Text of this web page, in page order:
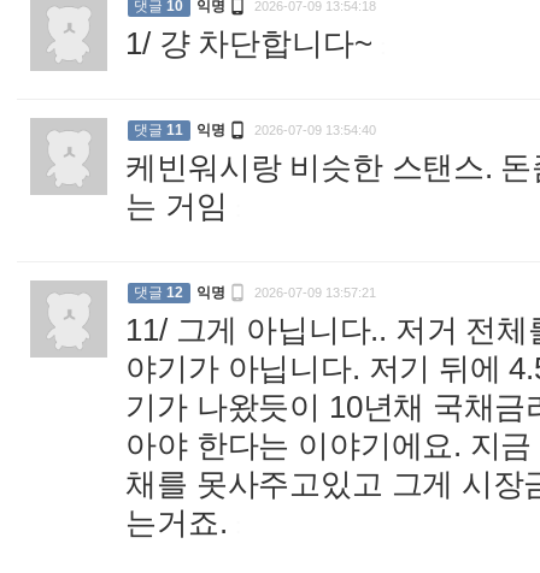
댓글 10 익명  2026-07-09 13:54:18
1/ 걍 차단합니다~
댓글 11 익명  2026-07-09 13:54:40
케빈워시랑 비슷한 스탠스.
는 거임
댓글 12 익명  2026-07-09 13:57:21
11/ 그게 아닙니다.. 저거 전
야기가 아닙니다. 저기 뒤에
기가 나왔듯이 10년채 국채
아야 한다는 이야기에요. 지
채를 못사주고있고 그게 시
는거죠.